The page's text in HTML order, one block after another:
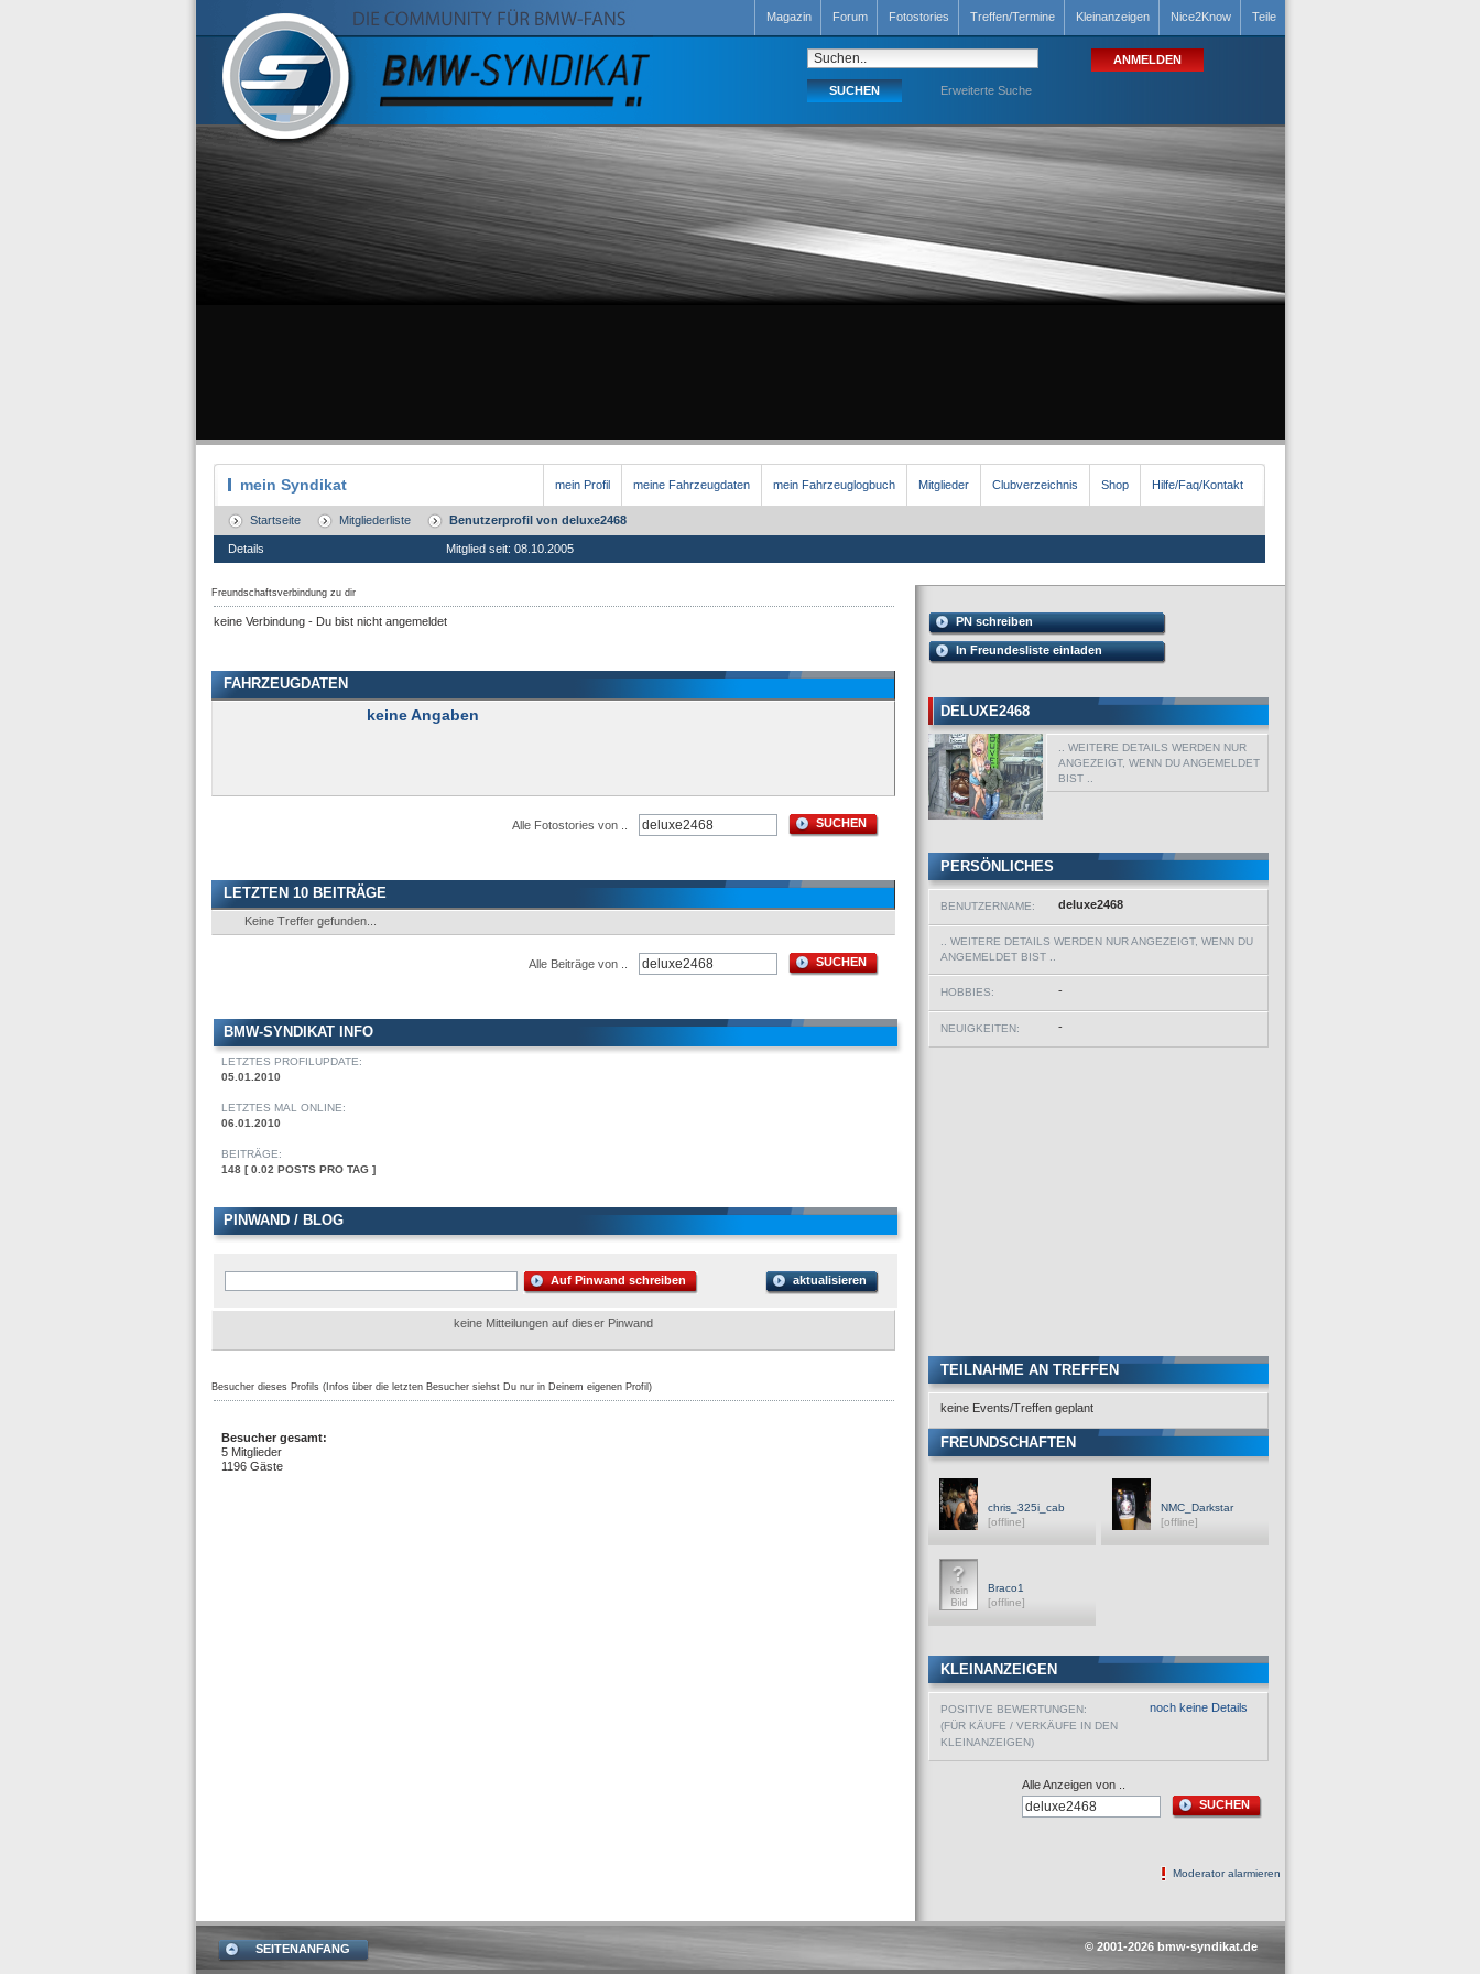
Magazin Forum Fotostories Treffen/Termine Kleinanzeigen Nice2Know Teile
Erweiterte Suche
mein Syndikat mein Profil meine Fahrzeugdaten mein Fahrzeuglogbuch Mitglieder Clubverzeichnis Shop Hilfe/Faq/Kontakt
Startseite Mitgliederliste Benutzerprofil von deluxe2468
Details Mitglied seit: 08.10.2005
Freundschaftsverbindung zu dir
keine Verbindung - Du bist nicht angemeldet
FAHRZEUGDATEN
keine Angaben
SUCHEN
Alle Fotostories von ..
LETZTEN 10 BEITRÄGE
Keine Treffer gefunden...
SUCHEN
Alle Beiträge von ..
BMW-SYNDIKAT INFO
LETZTES PROFILUPDATE:
05.01.2010
LETZTES MAL ONLINE:
06.01.2010
BEITRÄGE:
148 [ 0.02 POSTS PRO TAG ]
PINWAND / BLOG
aktualisieren
Auf Pinwand schreiben
keine Mitteilungen auf dieser Pinwand
Besucher dieses Profils (Infos über die letzten Besucher siehst Du nur in Deinem eigenen Profil)
Besucher gesamt:
5 Mitglieder
1196 Gäste
PN schreiben
In Freundesliste einladen
DELUXE2468
.. WEITERE DETAILS WERDEN NUR
ANGEZEIGT, WENN DU ANGEMELDET
BIST ..
PERSÖNLICHES
BENUTZERNAME: deluxe2468
.. WEITERE DETAILS WERDEN NUR ANGEZEIGT, WENN DU
ANGEMELDET BIST ..
HOBBIES: -
NEUIGKEITEN: -
TEILNAHME AN TREFFEN
keine Events/Treffen geplant
FREUNDSCHAFTEN
chris_325i_cab
[offline]
NMC_Darkstar
[offline]
Braco1
[offline]
KLEINANZEIGEN
POSITIVE BEWERTUNGEN:
(FÜR KÄUFE / VERKÄUFE IN DEN
KLEINANZEIGEN)
noch keine Details
Alle Anzeigen von ..
SUCHEN
Moderator alarmieren
SEITENANFANG © 2001-2026 bmw-syndikat.de